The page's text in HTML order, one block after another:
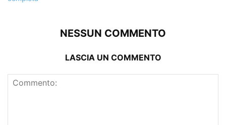
NESSUN COMMENTO
LASCIA UN COMMENTO